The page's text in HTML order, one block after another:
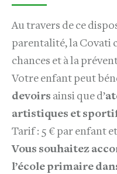
Au travers de ce
parentalité, la Covati
chances et à la
Votre enfant peut
devoirs ainsi que d’
artistiques et
Tarif : 5 € par enfant
Vous souhaitez
l’école primaire